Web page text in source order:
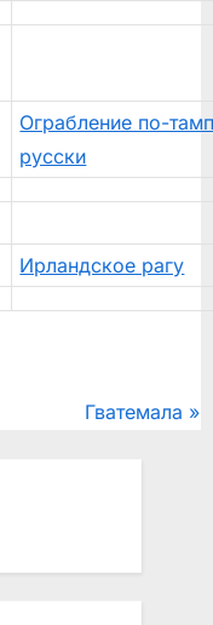
Ограбление по-
русски
Ирландское рагу
N
o
Гватемала